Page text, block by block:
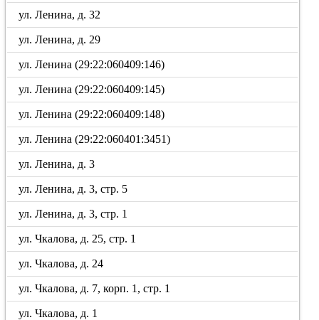
ул. Ленина, д. 32
ул. Ленина, д. 29
ул. Ленина (29:22:060409:146)
ул. Ленина (29:22:060409:145)
ул. Ленина (29:22:060409:148)
ул. Ленина (29:22:060401:3451)
ул. Ленина, д. 3
ул. Ленина, д. 3, стр. 5
ул. Ленина, д. 3, стр. 1
ул. Чкалова, д. 25, стр. 1
ул. Чкалова, д. 24
ул. Чкалова, д. 7, корп. 1, стр. 1
ул. Чкалова, д. 1